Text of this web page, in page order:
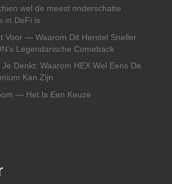
wel de meest onderschatte
in DeFi is
Voor — Waarom Dit Herstel Sneller
Legendarische Comeback
Denkt: Waarom HEX Wel Eens De
Kan Zijn
— Het Is Een Keuze